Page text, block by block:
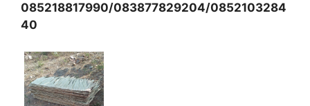
085218817990/083877829204/0852103284
40